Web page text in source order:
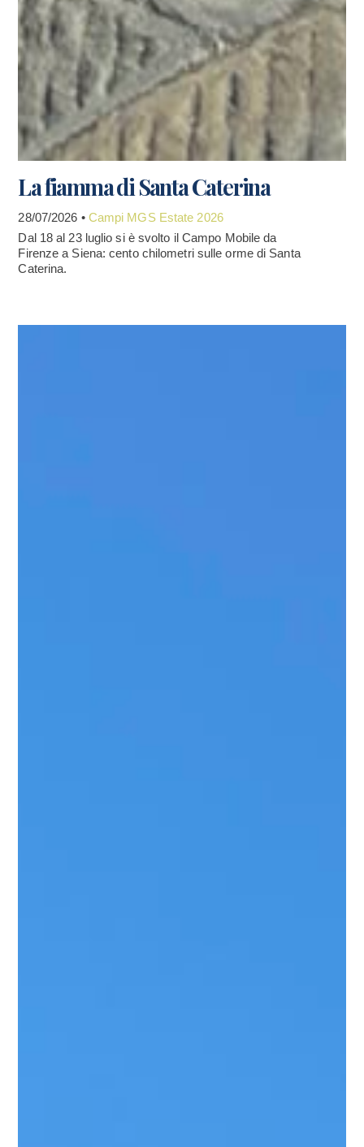
La fiamma di Santa Caterina
28/07/2026 • Campi MGS Estate 2026
Dal 18 al 23 luglio si è svolto il Campo Mobile da
Firenze a Siena: cento chilometri sulle orme di Santa
Caterina.